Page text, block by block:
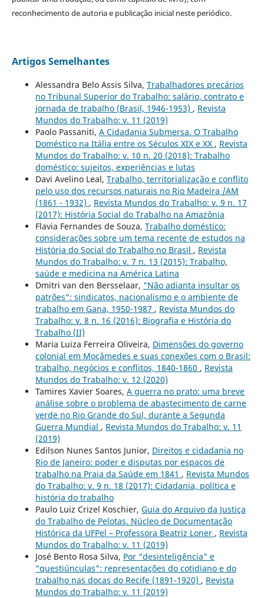
reconhecimento de autoria e publicação inicial neste periódico.
Artigos Semelhantes
Alessandra Belo Assis Silva, Trabalhadores precários
no Tribunal Superior do Trabalho: salário, contrato e
jornada de trabalho (Brasil, 1946-1953) , Revista
Mundos do Trabalho: v. 11 (2019)
Paolo Passaniti, A Cidadania Submersa. O Trabalho
Doméstico na Itália entre os Séculos XIX e XX , Revista
Mundos do Trabalho: v. 10 n. 20 (2018): Trabalho
doméstico: sujeitos, experiências e lutas
Davi Avelino Leal, Trabalho, territorialização e conflito
pelo uso dos recursos naturais no Rio Madeira /AM
(1861 - 1932) , Revista Mundos do Trabalho: v. 9 n. 17
(2017): História Social do Trabalho na Amazônia
Flavia Fernandes de Souza, Trabalho doméstico:
considerações sobre um tema recente de estudos na
História do Social do Trabalho no Brasil , Revista
Mundos do Trabalho: v. 7 n. 13 (2015): Trabalho,
saúde e medicina na América Latina
Dmitri van den Bersselaar, "Não adianta insultar os
patrões": sindicatos, nacionalismo e o ambiente de
trabalho em Gana, 1950-1987 , Revista Mundos do
Trabalho: v. 8 n. 16 (2016): Biografia e História do
Trabalho (II)
Maria Luiza Ferreira Oliveira, Dimensões do governo
colonial em Moçâmedes e suas conexões com o Brasil:
trabalho, negócios e conflitos, 1840-1860 , Revista
Mundos do Trabalho: v. 12 (2020)
Tamires Xavier Soares, A guerra no prato: uma breve
análise sobre o problema de abastecimento de carne
verde no Rio Grande do Sul, durante a Segunda
Guerra Mundial , Revista Mundos do Trabalho: v. 11
(2019)
Edilson Nunes Santos Junior, Direitos e cidadania no
Rio de Janeiro: poder e disputas por espaços de
trabalho na Praia da Saúde em 1841 , Revista Mundos
do Trabalho: v. 9 n. 18 (2017): Cidadania, política e
história do trabalho
Paulo Luiz Crizel Koschier, Guia do Arquivo da Justiça
do Trabalho de Pelotas. Núcleo de Documentação
Histórica da UFPel – Professora Beatriz Loner , Revista
Mundos do Trabalho: v. 11 (2019)
José Bento Rosa Silva, Por “desinteligência” e
"questiúnculas": representações do cotidiano e do
trabalho nas docas do Recife (1891-1920) , Revista
Mundos do Trabalho: v. 11 (2019)